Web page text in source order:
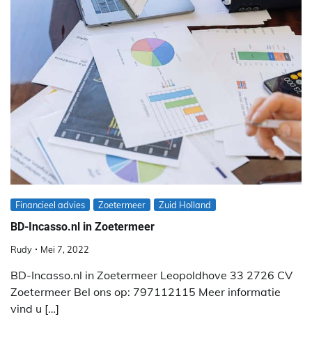
Financieel advies Zoetermeer Zuid Holland
BD-Incasso.nl in Zoetermeer
Rudy Mei 7, 2022
BD-Incasso.nl in Zoetermeer Leopoldhove 33 2726 CV
Zoetermeer Bel ons op: 797112115 Meer informatie
vind u […]